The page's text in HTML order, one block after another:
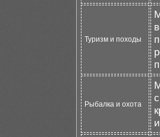
Туризм и походы
Рыбалка и охота